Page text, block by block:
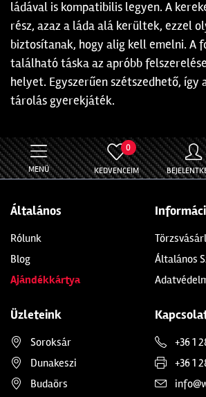
ládával is kompatibilis legyen. A
rész, azaz a láda alá kerültek, ezzel
biztosítanak, hogy alig kell emelni. A
található táska az apróbb
helyet. Egyszerűen szétszedhető, így
tárolás gyerekjáték.
MENÜ
0
KEDVENCEIM
Általános
Rólunk
Blog
Ajándékkártya
Általános
Üzleteink
Soroksár
Dunakeszi
Budaörs
+36 1
+36 1